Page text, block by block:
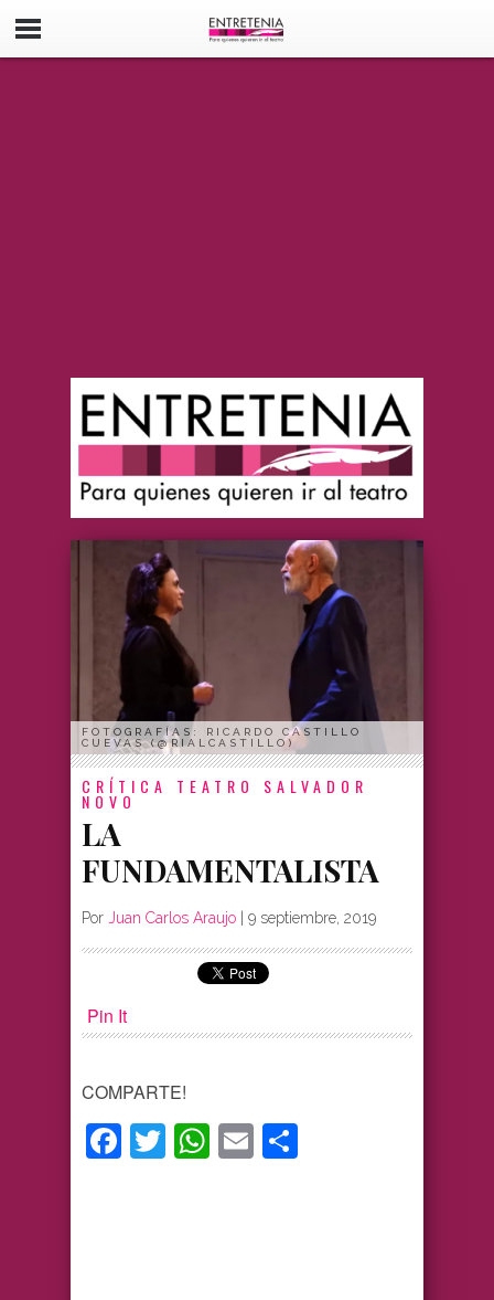
FOTOGRAFÍAS: RICARDO CASTILLO
CUEVAS (@RIALCASTILLO)
CRÍTICA TEATRO SALVADOR
NOVO
LA
FUNDAMENTALISTA
Por Juan Carlos Araujo | 9 septiembre, 2019
Pin It
COMPARTE!
Facebook
TwitterWhatsApp
Email